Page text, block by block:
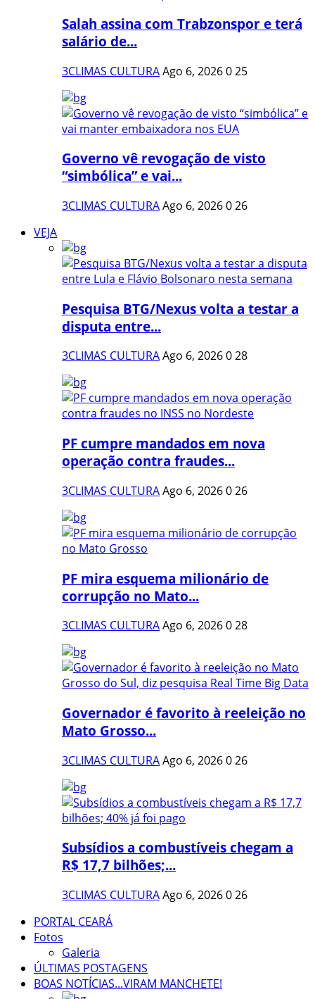
Salah assina com Trabzonspor e terá
salário de...
3CLIMAS CULTURAAgo 6, 2026025
Governo vê revogação de visto
“simbólica” e vai...
3CLIMAS CULTURAAgo 6, 2026026
VEJA
Pesquisa BTG/Nexus volta a testar a
disputa entre...
3CLIMAS CULTURAAgo 6, 2026028
PF cumpre mandados em nova
operação contra fraudes...
3CLIMAS CULTURAAgo 6, 2026026
PF mira esquema milionário de
corrupção no Mato...
3CLIMAS CULTURAAgo 6, 2026028
Governador é favorito à reeleição no
Mato Grosso...
3CLIMAS CULTURAAgo 6, 2026026
Subsídios a combustíveis chegam a
R$ 17,7 bilhões;...
3CLIMAS CULTURAAgo 6, 2026026
PORTAL CEARÁ
Fotos
Galeria
ÚLTIMAS POSTAGENS
BOAS NOTÍCIAS...VIRAM MANCHETE!